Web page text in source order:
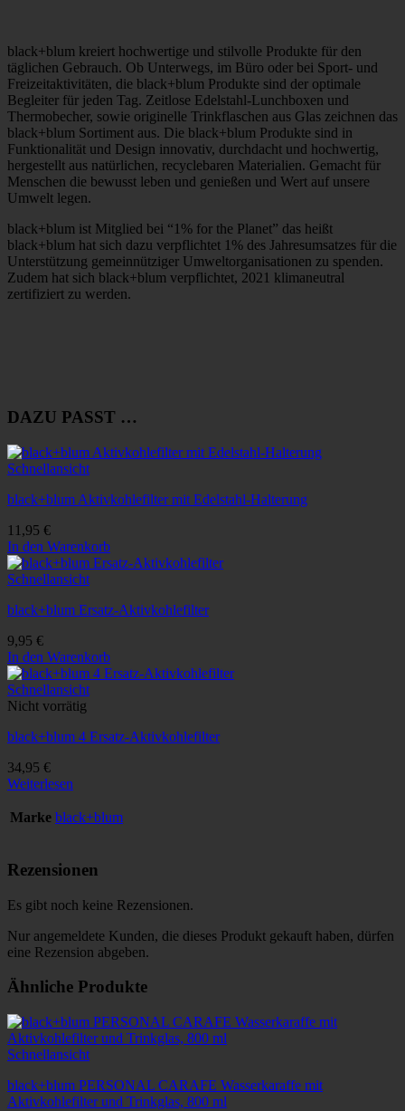
black+blum kreiert hochwertige und stilvolle Produkte für den
täglichen Gebrauch. Ob Unterwegs, im Büro oder bei Sport- und
Freizeitaktivitäten, die black+blum Produkte sind der optimale
Begleiter für jeden Tag. Zeitlose Edelstahl-Lunchboxen und
Thermobecher, sowie originelle Trinkflaschen aus Glas zeichnen das
black+blum Sortiment aus. Die black+blum Produkte sind in
Funktionalität und Design innovativ, durchdacht und hochwertig,
hergestellt aus natürlichen, recyclebaren Materialien. Gemacht für
Menschen die bewusst leben und genießen und Wert auf unsere
Umwelt legen.
black+blum ist Mitglied bei “1% for the Planet” das heißt
black+blum hat sich dazu verpflichtet 1% des Jahresumsatzes für die
Unterstützung gemeinnütziger Umweltorganisationen zu spenden.
Zudem hat sich black+blum verpflichtet, 2021 klimaneutral
zertifiziert zu werden.
DAZU PASST …
Schnellansicht
black+blum Aktivkohlefilter mit Edelstahl-Halterung
11,95 €
In den Warenkorb
Schnellansicht
black+blum Ersatz-Aktivkohlefilter
9,95 €
In den Warenkorb
Schnellansicht
Nicht vorrätig
black+blum 4 Ersatz-Aktivkohlefilter
34,95 €
Weiterlesen
Marke black+blum
Rezensionen
Es gibt noch keine Rezensionen.
Nur angemeldete Kunden, die dieses Produkt gekauft haben, dürfen
eine Rezension abgeben.
Ähnliche Produkte
Schnellansicht
black+blum PERSONAL CARAFE Wasserkaraffe mit
Aktivkohlefilter und Trinkglas, 800 ml